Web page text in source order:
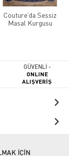
Couture’da Sessiz
Masal Kurgusu
GÜVENLİ -
ONLINE
ALIŞVERİŞ
İÇİN